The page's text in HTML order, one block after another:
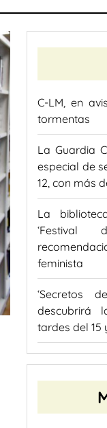
C-LM, en
tormentas
La Guardia
especial de
12, con más
La
feminista
‘Secretos
descubrirá
tardes del 15